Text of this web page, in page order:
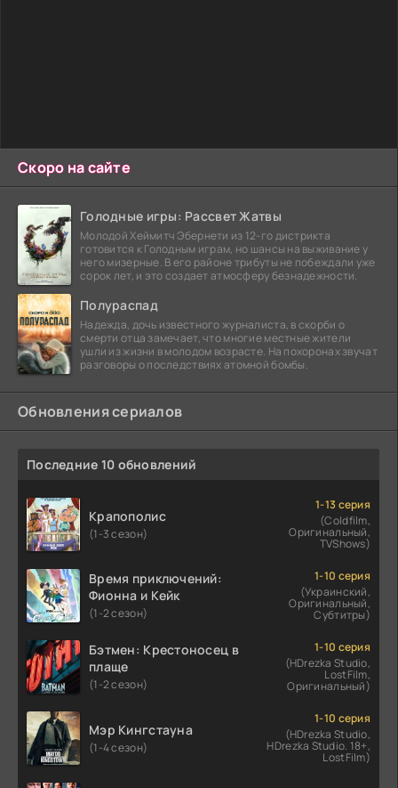
Скоро на сайте
Голодные игры: Рассвет Жатвы
Молодой Хеймитч Эбернети из 12-го дистрикта
готовится к Голодным играм, но шансы на выживание у
него мизерные. В его районе трибуты не побеждали уже
сорок лет, и это создает атмосферу безнадежности.
Полураспад
Надежда, дочь известного журналиста, в скорби о
смерти отца замечает, что многие местные жители
ушли из жизни в молодом возрасте. На похоронах звучат
разговоры о последствиях атомной бомбы.
Обновления сериалов
Последние 10 обновлений
Крапополис
(1-3 сезон)
1-13 серия
(Coldfilm,
Оригинальный,
TVShows)
Время приключений:
Фионна и Кейк
(1-2 сезон)
1-10 серия
(Украинский,
Оригинальный,
Субтитры)
Бэтмен: Крестоносец в
плаще
(1-2 сезон)
1-10 серия
(HDrezka Studio,
LostFilm,
Оригинальный)
Мэр Кингстауна
(1-4 сезон)
1-10 серия
(HDrezka Studio,
HDrezka Studio. 18+,
LostFilm)